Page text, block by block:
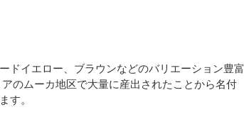
ドイエロー、ブラウンなどのバリエーション豊富
のムーカ地区で大量に産出されたことから名付
す。